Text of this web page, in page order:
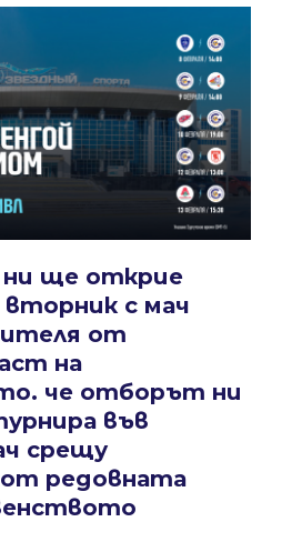
ще открие
с мач
от
на
че отборът ни
във
срещу
редовната